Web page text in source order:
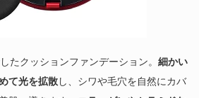
したクッションファンデーション。 細かい
て光を拡散し、シワや毛穴を自然にカバ